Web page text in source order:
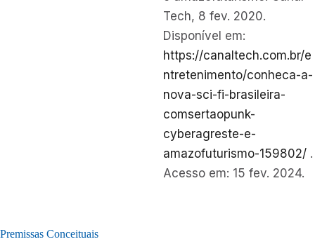
Tech, 8 fev. 2020.
Disponível em:
https://canaltech.com.br/e
ntretenimento/conheca-a-
nova-sci-fi-brasileira-
comsertaopunk-
cyberagreste-e-
amazofuturismo-159802/ .
Acesso em: 15 fev. 2024.
Premissas Conceituais